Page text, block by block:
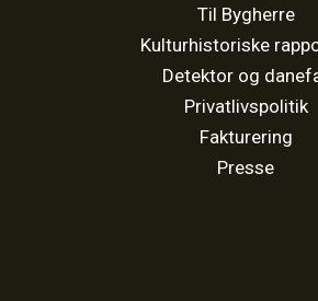
Til Bygherre
Kulturhistoriske
Detektor og
Privatlivspolitik
Fakturering
Presse